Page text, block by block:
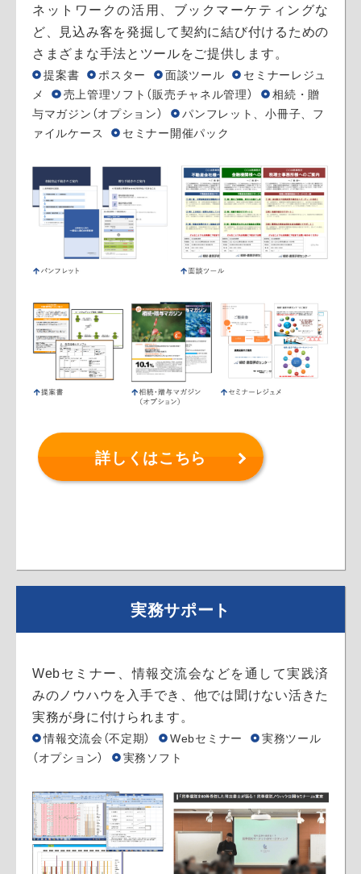
ネットワークの活用、ブックマーケティングな
ど、見込み客を発掘して契約に結び付けるための
さまざまな手法とツールをご提供します。
提案書 ポスター 面談ツール
セミナーレジュ
メ
売上管理ソフト（販売チャネル管理）
相続・贈
与マガジン（オプション）
パンフレット、小冊子、フ
ァイルケース
セミナー開催パック
詳しくはこちら
実務サポート
Webセミナー、情報交流会などを通して実践済
みのノウハウを入手でき、他では聞けない活きた
実務が身に付けられます。
情報交流会（不定期） Webセミナー
実務ツール
（オプション）
実務ソフト